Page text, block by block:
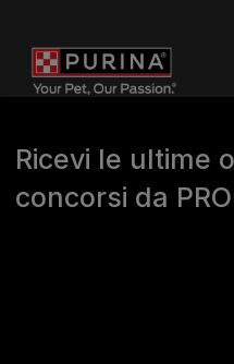
Ricevi le ultime
concorsi da